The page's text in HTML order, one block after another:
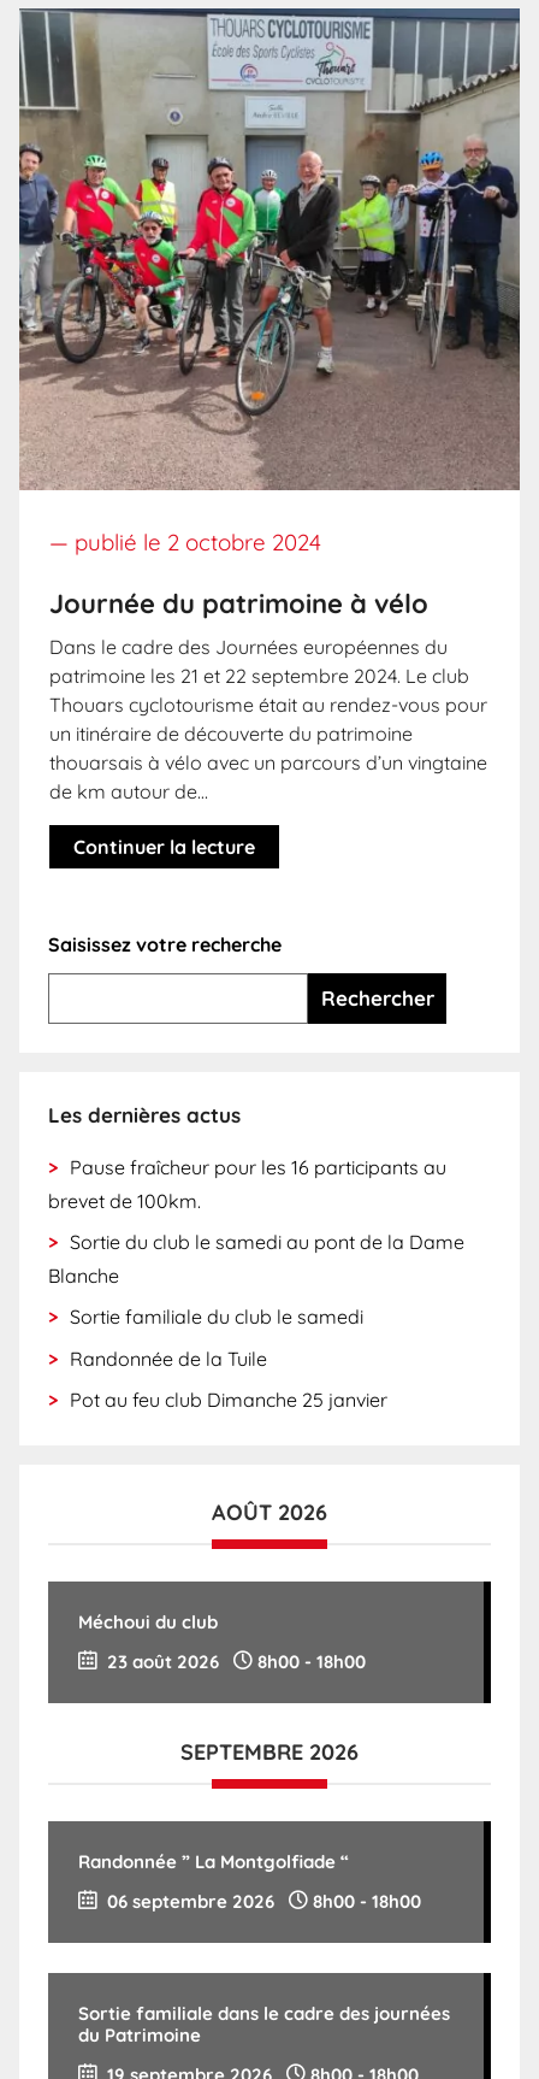
— publié le 2 octobre 2024
Journée du patrimoine à vélo
Dans le cadre des Journées européennes du
patrimoine les 21 et 22 septembre 2024. Le club
Thouars cyclotourisme était au rendez-vous pour
un itinéraire de découverte du patrimoine
thouarsais à vélo avec un parcours d’un vingtaine
de km autour de…
Continuer la lecture
Saisissez votre recherche
Rechercher
Les dernières actus
Pause fraîcheur pour les 16 participants au
brevet de 100km.
Sortie du club le samedi au pont de la Dame
Blanche
Sortie familiale du club le samedi
Randonnée de la Tuile
Pot au feu club Dimanche 25 janvier
AOÛT 2026
Méchoui du club
23 août 2026
8h00 - 18h00
SEPTEMBRE 2026
Randonnée ” La Montgolfiade “
06 septembre 2026
8h00 - 18h00
Sortie familiale dans le cadre des journées
du Patrimoine